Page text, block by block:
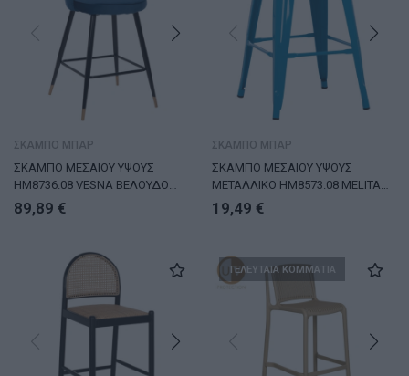
ΣΚΑΜΠΟ ΜΠΑΡ
ΣΚΑΜΠΟ ΜΕΣΑΙΟΥ ΥΨΟΥΣ
HM8736.08 VESNA ΒΕΛΟΥΔΟ
ΜΠΛΕ ΜΕ ΜΕΤΑΛΛΙΚΟ ΣΚΕΛΕΤΟ
50x50x90 εκ.
89,89 €
ΣΚΑΜΠΟ ΜΠΑΡ
ΣΚΑΜΠΟ ΜΕΣΑΙΟΥ ΥΨΟΥΣ
ΜΕΤΑΛΛΙΚΟ HM8573.08 MELITA
ΣΕ ΜΠΛΕ 43x43x67Yεκ.
19,49 €
ΤΕΛΕΥΤΑΙΑ ΚΟΜΜΑΤΙΑ